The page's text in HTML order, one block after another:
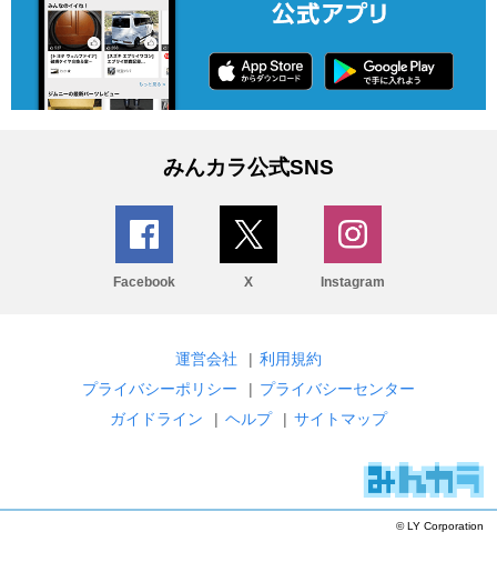
みんカラ公式SNS
Facebook X Instagram
運営会社 | 利用規約
プライバシーポリシー
| プライバシーセンター
ガイドライン
| ヘルプ | サイトマップ
© LY Corporation